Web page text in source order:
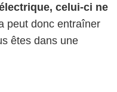
celui-ci ne
peut donc entraîner
êtes dans une